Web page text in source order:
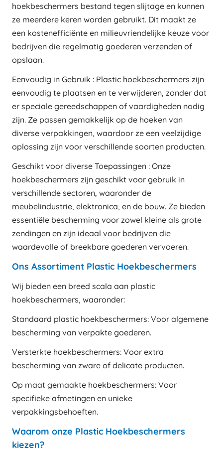
hoekbeschermers bestand tegen slijtage en kunnen
ze meerdere keren worden gebruikt. Dit maakt ze
een kostenefficiënte en milieuvriendelijke keuze voor
bedrijven die regelmatig goederen verzenden of
opslaan.
Eenvoudig in Gebruik : Plastic hoekbeschermers zijn
eenvoudig te plaatsen en te verwijderen, zonder dat
er speciale gereedschappen of vaardigheden nodig
zijn. Ze passen gemakkelijk op de hoeken van
diverse verpakkingen, waardoor ze een veelzijdige
oplossing zijn voor verschillende soorten producten.
Geschikt voor diverse Toepassingen : Onze
hoekbeschermers zijn geschikt voor gebruik in
verschillende sectoren, waaronder de
meubelindustrie, elektronica, en de bouw. Ze bieden
essentiële bescherming voor zowel kleine als grote
zendingen en zijn ideaal voor bedrijven die
waardevolle of breekbare goederen vervoeren.
Ons Assortiment Plastic Hoekbeschermers
Wij bieden een breed scala aan plastic
hoekbeschermers, waaronder:
Standaard plastic hoekbeschermers: Voor algemene
bescherming van verpakte goederen.
Versterkte hoekbeschermers: Voor extra
bescherming van zware of delicate producten.
Op maat gemaakte hoekbeschermers: Voor
specifieke afmetingen en unieke
verpakkingsbehoeften.
Waarom onze Plastic Hoekbeschermers
kiezen?